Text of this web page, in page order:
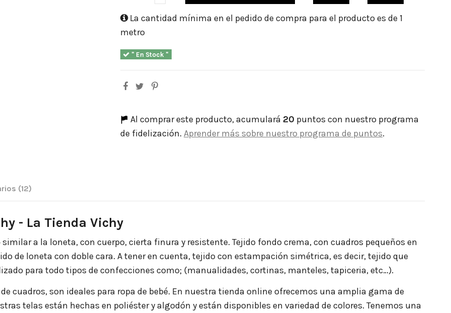
La cantidad mínima en el pedido de compra para el producto es de 1
metro
" En Stock "
Al comprar este producto, acumulará 20 puntos con nuestro programa
de fidelización. Aprender más sobre nuestro programa de puntos.
(12)
- La Tienda Vichy
similar a la loneta, con cuerpo, cierta finura y resistente. Tejido fondo crema, con cuadros pequeños en
de loneta con doble cara. A tener en cuenta, tejido con estampación simétrica, es decir, tejido que
para todo tipos de confecciones como; (manualidades, cortinas, manteles, tapiceria, etc…).
cuadros, son ideales para ropa de bebé. En nuestra tienda online ofrecemos una amplia gama de
telas están hechas en poliéster y algodón y están disponibles en variedad de colores. Tenemos una